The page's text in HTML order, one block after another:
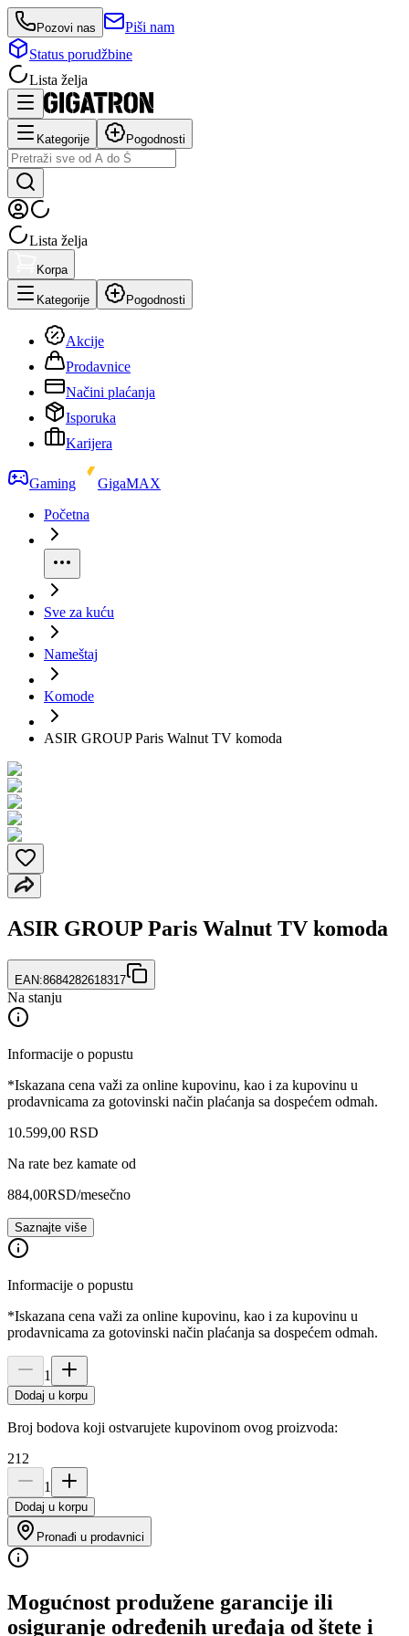
Pozovi nas
Piši nam
Status porudžbine
Lista želja
Kategorije Pogodnosti
Lista želja
Korpa
Kategorije Pogodnosti
Akcije
Prodavnice
Načini plaćanja
Isporuka
Karijera
Gaming
GigaMAX
Početna
Sve za kuću
Nameštaj
Komode
ASIR GROUP Paris Walnut TV komoda
ASIR GROUP Paris Walnut TV komoda
EAN:8684282618317
Na stanju
Informacije o popustu
*Iskazana cena važi za online kupovinu, kao i za kupovinu u
prodavnicama za gotovinski način plaćanja sa dospećem odmah.
10.599,00 RSD
Na rate bez kamate od
884,00RSD/mesečno
Saznajte više
Informacije o popustu
*Iskazana cena važi za online kupovinu, kao i za kupovinu u
prodavnicama za gotovinski način plaćanja sa dospećem odmah.
1
Dodaj u korpu
Broj bodova koji ostvarujete kupovinom ovog proizvoda:
212
1
Dodaj u korpu
Pronađi u prodavnici
Mogućnost produžene garancije ili
osiguranje određenih uređaja od štete i